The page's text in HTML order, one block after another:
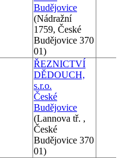
Budějovice
(Nádražní
1759, České
Budějovice 370
01)
ŘEZNICTVÍ
DĚDOUCH,
s.r.o.
České
Budějovice
(Lannova tř. ,
České
Budějovice 370
01)